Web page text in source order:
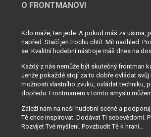
O FRONTMANOVI
Kdo maže, ten jede. A pokud máš za ušima,
napřed. Stačí jen trochu chtít. Mít nadhled.
se. Kvalitní hudební nástroje máš dnes na
Každý z nás nemůže být skutečný frontman
Jenže pokaždé stojí za to dobře ovládat svůj
možnosti vlastního zvuku, ovládat techniku,
dopředu. Frontmanem v tomto smyslu
Záleží nám na naší hudební scéně a
Tě chce inspirovat. Dodávat Ti sebevědomí.
Rozvíjet Tvé myšlení. Povzbudit Tě k hraní...